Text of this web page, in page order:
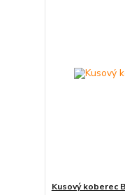
Kusový koberec